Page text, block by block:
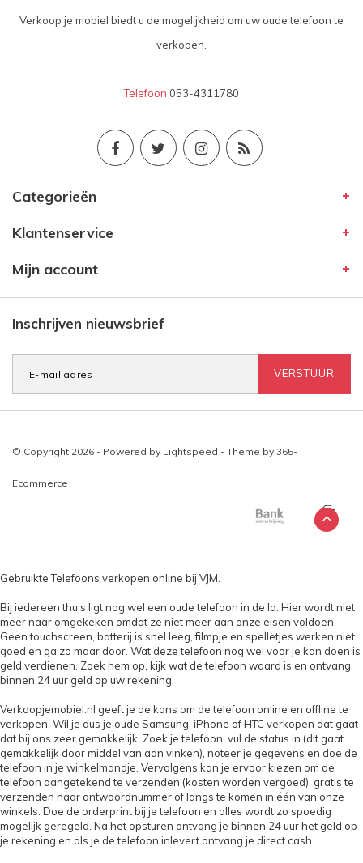
Verkoop je mobiel biedt u de mogelijkheid om uw oude telefoon te
verkopen.
Telefoon 053-4311780
Categorieën
Klantenservice
Mijn account
Inschrijven nieuwsbrief
VERSTUUR
© Copyright 2026 - Powered by Lightspeed - Theme by 365-
Ecommerce
Gebruikte Telefoons verkopen online bij VJM.
Bij iedereen thuis ligt nog wel een oude telefoon in de la. Hier wordt niet
meer naar omgekeken omdat ze niet meer aan onze eisen voldoen.
Geen touchscreen, batterij is snel leeg, filmpje en spelletjes werken niet
goed en ga zo maar door. Wat deze telefoon nog wel voor je kan doen is
geld verdienen. Zoek hem op, kijk wat de telefoon waard is en ontvang
binnen 24 uur geld op uw rekening.
Verkoopjemobiel.nl geeft je de kans om de telefoon online en offline te
verkopen. Wil je dus je oude Samsung, iPhone of HTC verkopen dat gaat
dat bij ons zeer gemakkelijk. Zoek je telefoon, vul de status in (dit gaat
gemakkelijk door middel van aan vinken), noteer je gegevens en doe de
telefoon in je winkelmandje. Vervolgens kan je ervoor kiezen om de
telefoon aangetekend te verzenden (kosten worden vergoed), gratis te
verzenden naar antwoordnummer of langs te komen in één van onze
winkels. Doe de orderprint bij je telefoon en alles wordt zo spoedig
mogelijk geregeld. Na het opsturen ontvang je binnen 24 uur het geld op
je rekening en als je de telefoon inlevert ontvang je direct cash.